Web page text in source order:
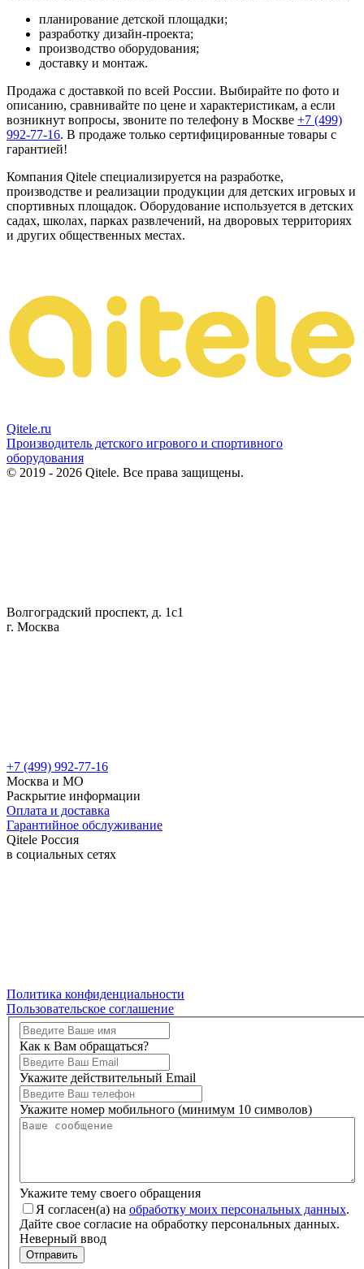
планирование детской площадки;
разработку дизайн-проекта;
производство оборудования;
доставку и монтаж.
Продажа с доставкой по всей России. Выбирайте по фото и
описанию, сравнивайте по цене и характеристикам, а если
возникнут вопросы, звоните по телефону в Москве +7 (499)
992-77-16. В продаже только сертифицированные товары с
гарантией!
Компания Qitele специализируется на разработке,
производстве и реализации продукции для детских игровых и
спортивных площадок. Оборудование используется в детских
садах, школах, парках развлечений, на дворовых территориях
и других общественных местах.
Qitele.ru
Производитель детского игрового и спортивного
оборудования
© 2019 - 2026 Qitele. Все права защищены.
Волгоградский проспект, д. 1с1
г. Москва
+7 (499) 992-77-16
Москва и МО
Раскрытие информации
Оплата и доставка
Гарантийное обслуживание
Qitele Россия
в социальных сетях
Политика конфиденциальности
Пользовательское соглашение
Как к Вам обращаться?
Укажите действительный Email
Укажите номер мобильного (минимум 10 символов)
Укажите тему своего обращения
Я согласен(а) на обработку моих персональных данных.
Дайте свое согласие на обработку персональных данных.
Неверный ввод
Отправить